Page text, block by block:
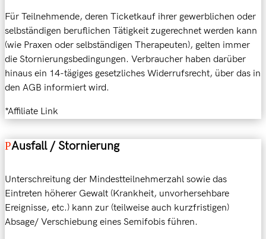
Für Teilnehmende, deren Ticketkauf ihrer gewerblichen oder
selbständigen beruflichen Tätigkeit zugerechnet werden kann
(wie Praxen oder selbständigen Therapeuten), gelten immer
die Stornierungsbedingungen. Verbraucher haben darüber
hinaus ein 14-tägiges gesetzliches Widerrufsrecht, über das in
den AGB informiert wird.
*Affiliate Link
Ausfall / Stornierung
Unterschreitung der Mindestteilnehmerzahl sowie das
Eintreten höherer Gewalt (Krankheit, unvorhersehbare
Ereignisse, etc.) kann zur (teilweise auch kurzfristigen)
Absage/ Verschiebung eines Semifobis führen.